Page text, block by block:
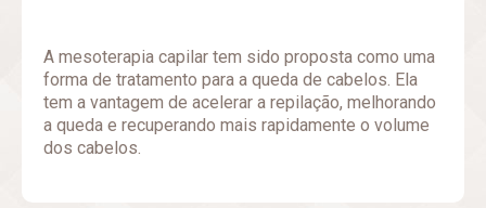
A mesoterapia capilar tem sido proposta como uma
forma de tratamento para a queda de cabelos. Ela
tem a vantagem de acelerar a repilação, melhorando
a queda e recuperando mais rapidamente o volume
dos cabelos.